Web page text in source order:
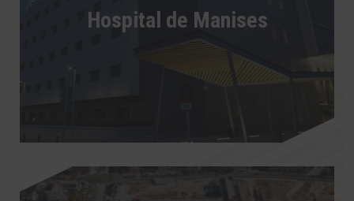
Hospital de Manises